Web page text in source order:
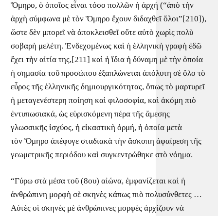
Ὅμηρο, ὁ ὁποῖος εἶναι τόσο πολλῶν ἡ ἀρχή (“ἀπὸ τὴν
ἀρχὴ σύμφωνα μὲ τὸν Ὅμηρο ἔχουν διδαχθεῖ ὅλοι”[210]),
ὥστε δὲν μπορεῖ νὰ ἀποκλεισθεῖ οὔτε αὐτὸ χωρὶς πολὺ
σοβαρὴ μελέτη. Ἐνδεχομένως καὶ ἡ ἑλληνικὴ γραφὴ ἐδῶ
ἔχει τὴν αἰτία της,[211] καὶ ἡ ἴδια ἡ δύναμη μὲ τὴν ὁποία
ἡ σημασία τοῦ προσώπου ἐξαπλώνεται ἀπόλυτη σὲ ὅλο τὸ
εὖρος τῆς ἑλληνικῆς δημιουργικότητας, ὅπως τὸ μαρτυρεῖ
ἡ μεταγενέστερη ποίηση καὶ φιλοσοφία, καὶ ἀκόμη πιὸ
ἐντυπωσιακά, ὡς εὑρισκόμενη πέρα τῆς ἄμεσης
γλωσσικῆς ἰσχύος, ἡ εἰκαστικὴ ὁρμή, ἡ ὁποία μετὰ
τὸν Ὅμηρο ἀπέφυγε σταδιακὰ τὴν ἄσκοπη ἀφαίρεση τῆς
γεωμετρικῆς περιόδου καὶ συγκεντρώθηκε στὸ νόημα.
“Γύρω στὰ μέσα τοῦ (8ου) αἰώνα, ἐμφανίζεται καὶ ἡ
ἀνθρώπινη μορφὴ σὲ σκηνὲς κάπως πιὸ πολυσύνθετες …
Αὐτὲς οἱ σκηνὲς μὲ ἀνθρώπινες μορφὲς ἀρχίζουν νὰ